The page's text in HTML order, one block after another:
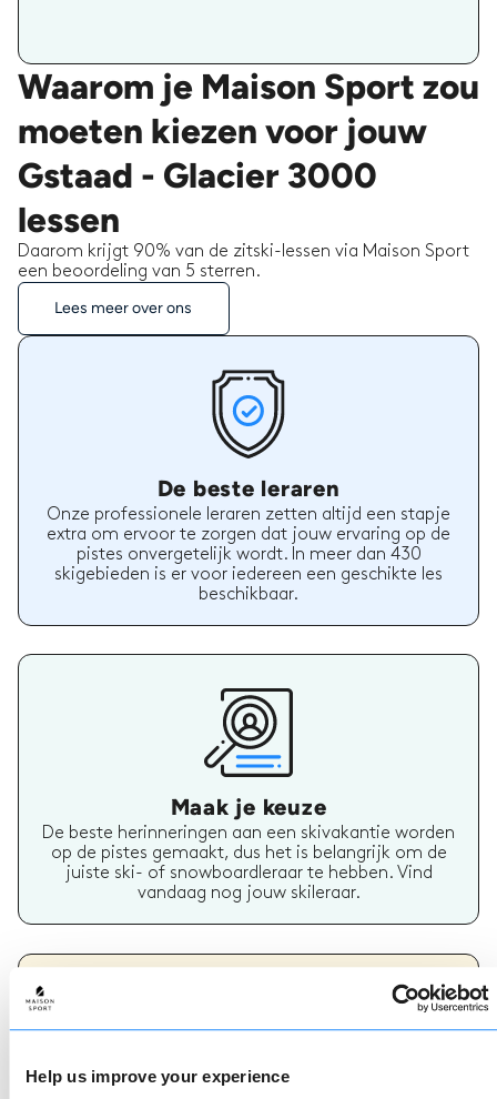
Help us improve your experience
Waarom je Maison Sport zou
moeten kiezen voor jouw
Gstaad - Glacier 3000
lessen
Daarom krijgt 90% van de zitski-lessen via Maison Sport
een beoordeling van 5 sterren.
Lees meer over ons
De beste leraren
Onze professionele leraren zetten altijd een stapje
extra om ervoor te zorgen dat jouw ervaring op de
pistes onvergetelijk wordt. In meer dan 430
skigebieden is er voor iedereen een geschikte les
beschikbaar.
Maak je keuze
De beste herinneringen aan een skivakantie worden
op de pistes gemaakt, dus het is belangrijk om de
juiste ski- of snowboardleraar te hebben. Vind
vandaag nog jouw skileraar.